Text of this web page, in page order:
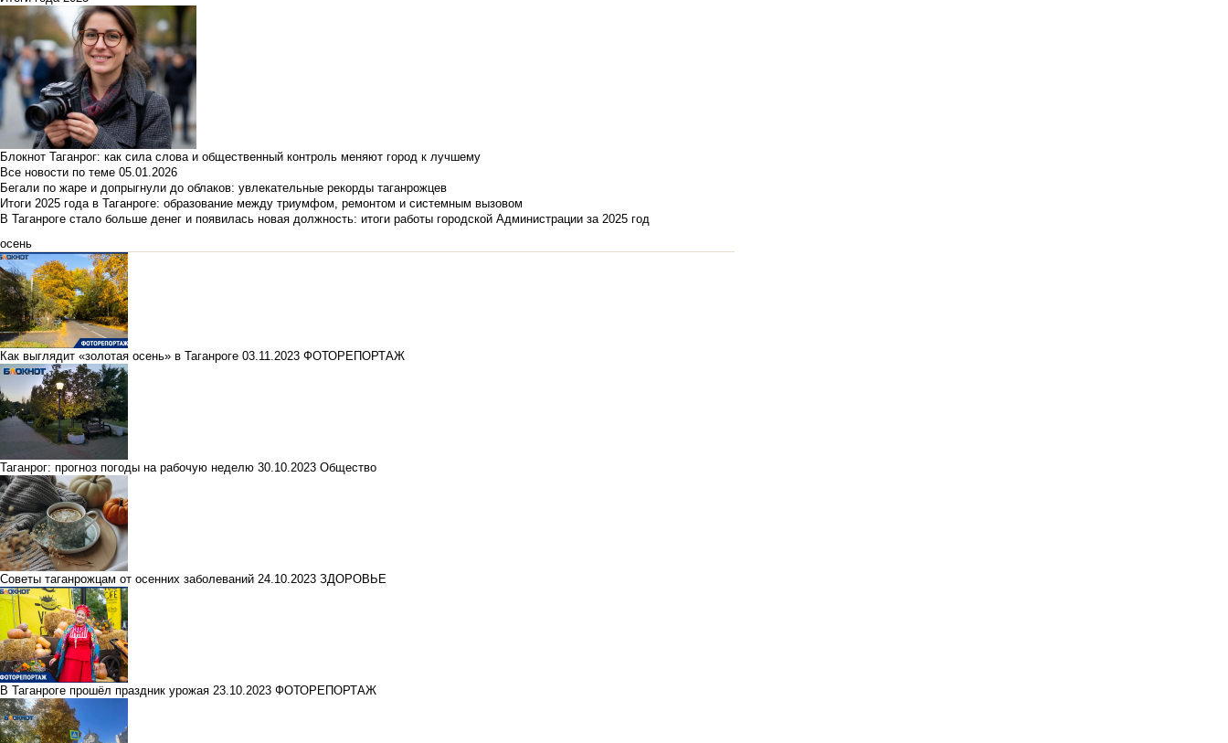
Блокнот Таганрог: как сила слова и общественный контроль меняют город к лучшему
Все новости по теме 05.01.2026
Бегали по жаре и допрыгнули до облаков: увлекательные рекорды таганрожцев
Итоги 2025 года в Таганроге: образование между триумфом, ремонтом и системным вызовом
В Таганроге стало больше денег и появилась новая должность: итоги работы городской Администрации за 2025 год
осень
Как выглядит «золотая осень» в Таганроге 03.11.2023 ФОТОРЕПОРТАЖ
Таганрог: прогноз погоды на рабочую неделю 30.10.2023 Общество
Советы таганрожцам от осенних заболеваний 24.10.2023 ЗДОРОВЬЕ
В Таганроге прошёл праздник урожая 23.10.2023 ФОТОРЕПОРТАЖ